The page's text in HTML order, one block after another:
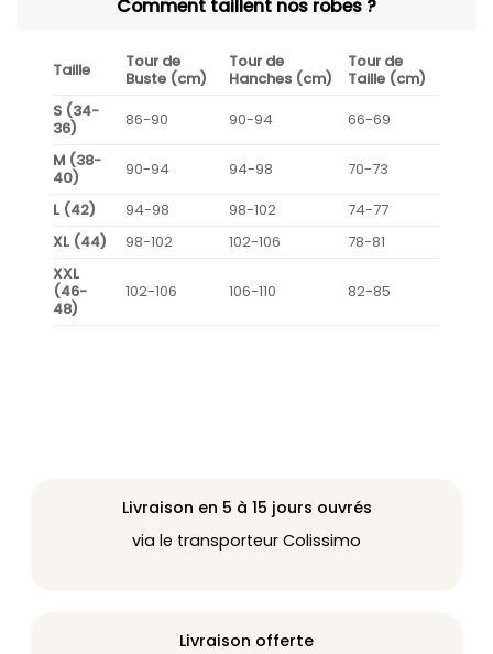
Comment taillent nos robes ?
Taille
Tour de
Buste (cm)
Tour de
Hanches (cm)
Tour de
Taille (cm)
S (34-
36)
86-90 90-94
66-69
M (38-
40)
90-94 94-98
70-73
L (42)
94-98 98-102
74-77
XL (44)
98-102 102-106
78-81
XXL
(46-
48)
102-106 106-110 82-85
Livraison en 5 à 15 jours ouvrés
via le transporteur Colissimo
Livraison offerte